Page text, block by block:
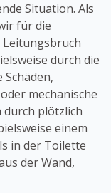
Situation. Als
für die
Leitungsbruch
durch die
mechanische
durch plötzlich
einem
in der Toilette
der Wand,